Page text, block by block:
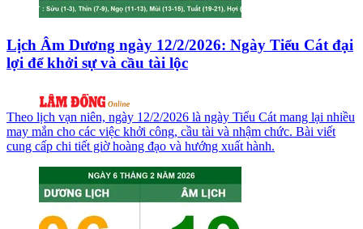
Lịch Âm Dương ngày 12/2/2026: Ngày Tiểu Cát đại
lợi để khởi sự và cầu tài lộc
Theo lịch vạn niên, ngày 12/2/2026 là ngày Tiểu Cát mang lại nhiều
may mắn cho các việc khởi công, cầu tài và nhậm chức. Bài viết
cung cấp chi tiết giờ hoàng đạo và hướng xuất hành.